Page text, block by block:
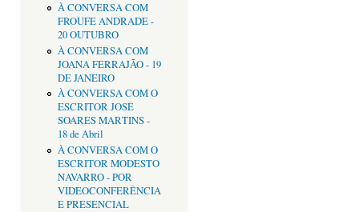
À CONVERSA COM
FROUFE ANDRADE -
20 OUTUBRO
À CONVERSA COM
JOANA FERRAJÃO - 19
DE JANEIRO
À CONVERSA COM O
ESCRITOR JOSÉ
SOARES MARTINS -
18 de Abril
À CONVERSA COM O
ESCRITOR MODESTO
NAVARRO - POR
VIDEOCONFERÊNCIA
E PRESENCIAL